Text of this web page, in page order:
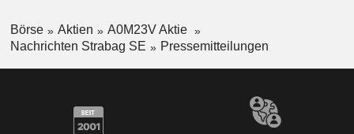
Börse Aktien
A0M23V Aktie
Nachrichten Strabag SE
Pressemitteilungen